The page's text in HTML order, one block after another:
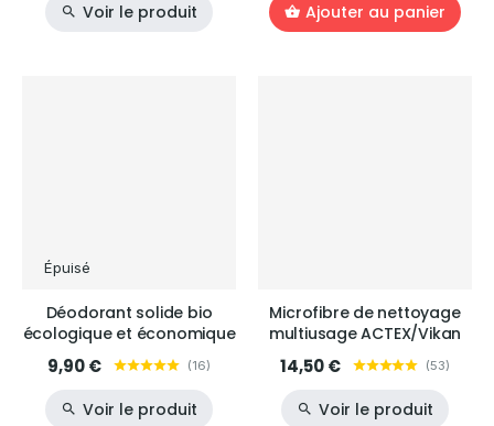
Voir le produit Ajouter au panier
Épuisé
Déodorant solide bio
écologique et économique
9,90 € (16)
Voir le produit
Microfibre de nettoyage
multiusage ACTEX/Vikan
14,50 € (53)
Voir le produit